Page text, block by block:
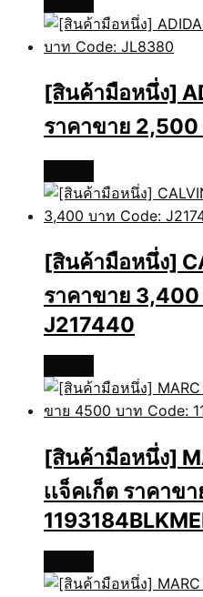
[สินค้ามือหนึ่ง]
ราคาขาย
[สินค้ามือหนึ่ง]
ราคาขาย
J217440
[สินค้ามือหนึ่ง]
เเจ็คเก็ต ราคา